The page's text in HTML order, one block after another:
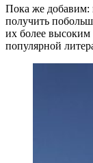
Пока же добавим:
получить
их более высоким
популярной